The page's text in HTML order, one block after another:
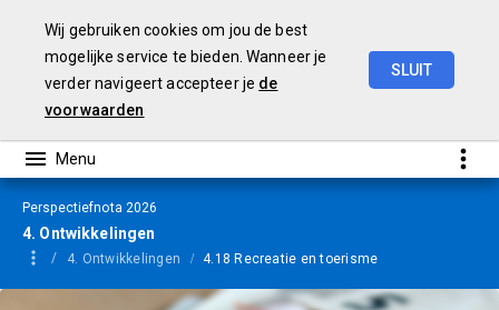
Wij gebruiken cookies om jou de best
mogelijke service te bieden. Wanneer je
verder navigeert accepteer je de
voorwaarden
SLUIT
Perspectiefnota 2026
4. Ontwikkelingen
4. Ontwikkelingen 4.18 Recreatie en toerisme